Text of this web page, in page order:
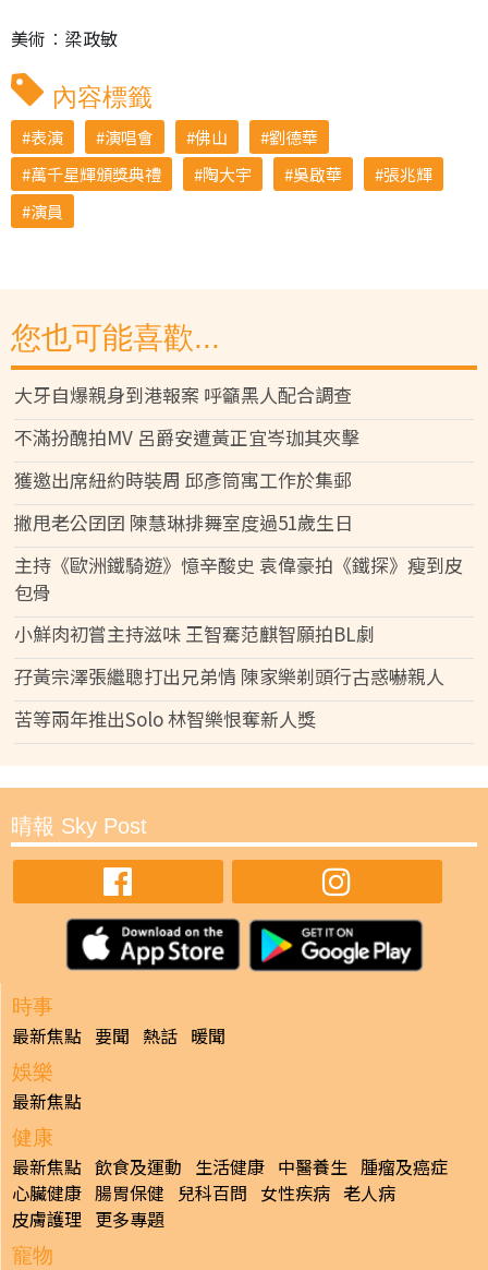
美術︰梁政敏
內容標籤
表演 演唱會 佛山
劉德華
萬千星輝頒獎典禮
陶大宇 吳啟華
張兆輝
演員
您也可能喜歡...
大牙自爆親身到港報案 呼籲黑人配合調查
不滿扮醜拍MV 呂爵安遭黃正宜岑珈其夾擊
獲邀出席紐約時裝周 邱彥筒寓工作於集郵
撇甩老公囝囝 陳慧琳排舞室度過51歲生日
主持《歐洲鐵騎遊》憶辛酸史 袁偉豪拍《鐵探》瘦到皮
包骨
小鮮肉初嘗主持滋味 王智騫范麒智願拍BL劇
孖黃宗澤張繼聰打出兄弟情 陳家樂剃頭行古惑嚇親人
苦等兩年推出Solo 林智樂恨奪新人獎
晴報 Sky Post
時事
最新焦點 要聞 熱話 暖聞
娛樂
最新焦點
健康
最新焦點 飲食及運動 生活健康 中醫養生 腫瘤及癌症
心臟健康 腸胃保健 兒科百問 女性疾病 老人病
皮膚護理 更多專題
寵物